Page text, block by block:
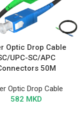
Optic Drop Cable
UPC-SC/APC
50M
Optic Drop Cable
582 MKD